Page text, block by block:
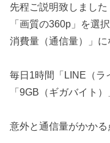
先程ご説明致しまし
「画質の360p」を選
消費量（通信量）」に
毎日1時間「LINE（ラ
「9GB（ギガバイト
意外と通信量がかかる